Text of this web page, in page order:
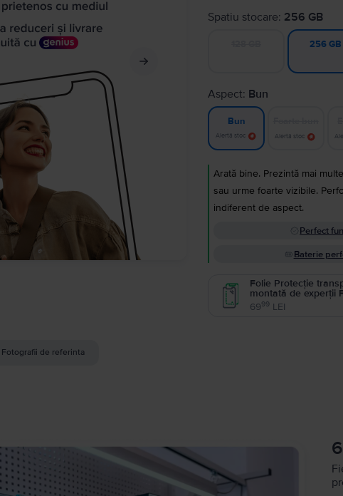
Fotografii de referinta
Spatiu stocare: 256 GB
256 GB
Aspect: Bun
Bun
Alertă stoc Alertă stoc
Arată bine. Prezintă mai
sau urme foarte vizibile.
indiferent de aspect.
Perfect
Baterie
Folie Protecție
montată de experții
6999 LEI